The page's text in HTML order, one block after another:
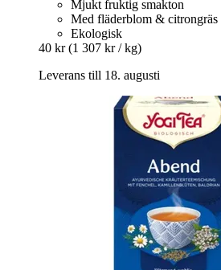
Mjukt fruktig smakton
Med fläderblom & citrongräs
Ekologisk
40 kr (1 307 kr / kg)
Leverans till 18. augusti